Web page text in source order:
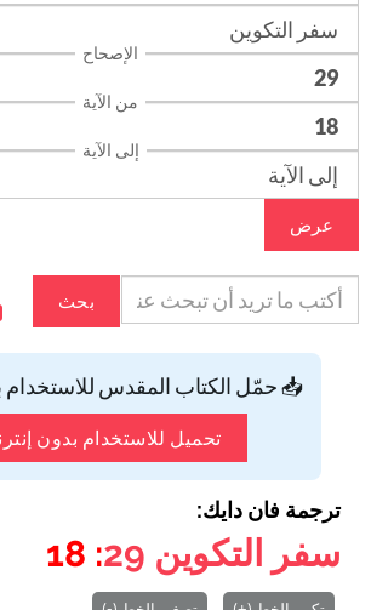
الإصحاح
من الآية
إلى الآية
عرض
بحث
📥 حمّل الكتاب المقدس للاستخدام
تحميل للاستخدام بدون
ترجمة فان دايك:
سفر التكوين 29
: 18